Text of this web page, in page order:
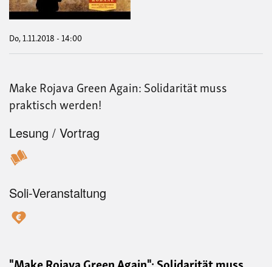
Welt
Do, 1.11.2018 - 14:00
Make Rojava Green Again: Solidarität muss
praktisch werden!
Lesung / Vortrag
Soli-Veranstaltung